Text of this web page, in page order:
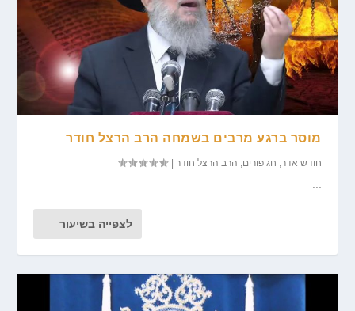
מוסר ברגע מרבים בשמחה הרב הרצל חודר
חודש אדר, חג פורים, הרב הרצל חודר |
לצפייה בשיעור